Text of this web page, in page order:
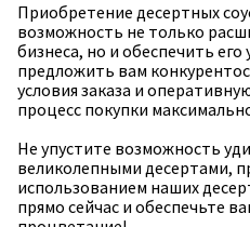
Приобретение десертных
возможность не только
бизнеса, но и обеспечить
предложить вам
условия заказа и
процесс покупки
Не упустите возможность
великолепными десертами,
использованием наших
прямо сейчас и обеспечьте